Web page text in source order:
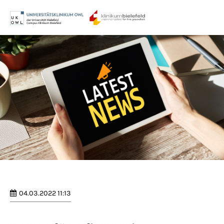
Login
Benutzername
Passwort
Anmelden
04.03.2022 11:13